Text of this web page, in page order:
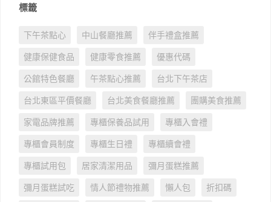
標籤
下午茶點心 中山餐廳推薦 伴手禮盒推薦
健康保健食品 健康零食推薦 優惠代碼
公館特色餐廳 午茶點心推薦 台北下午茶店
台北東區平價餐廳 台北美食餐廳推薦 團購美食推薦
家電品牌推薦 專櫃保養品試用 專櫃入會禮
專櫃會員制度 專櫃生日禮 專櫃續會禮
專櫃試用包 居家清潔用品 彌月蛋糕推薦
彌月蛋糕試吃 情人節禮物推薦 懶人包 折扣碼